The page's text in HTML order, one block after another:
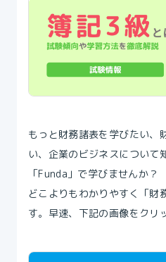
もっと財務諸表を学びたい、
い、企業のビジネスについて
「Funda」で学びませんか？
どこよりもわかりやすく「財
す。早速、下記の画像をクリ